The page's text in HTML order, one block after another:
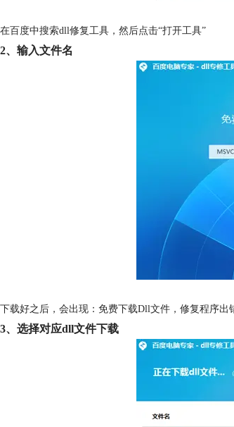
在百度中搜索dll修复工具，然后点击“打开工具”
2、输入文件名
下载好之后，会出现：免费下载Dll文件，修复程序出
3、选择对应dll文件下载